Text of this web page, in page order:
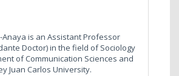
Anaya is an Assistant Professor
Doctor) in the field of Sociology
of Communication Sciences and
Juan Carlos University.